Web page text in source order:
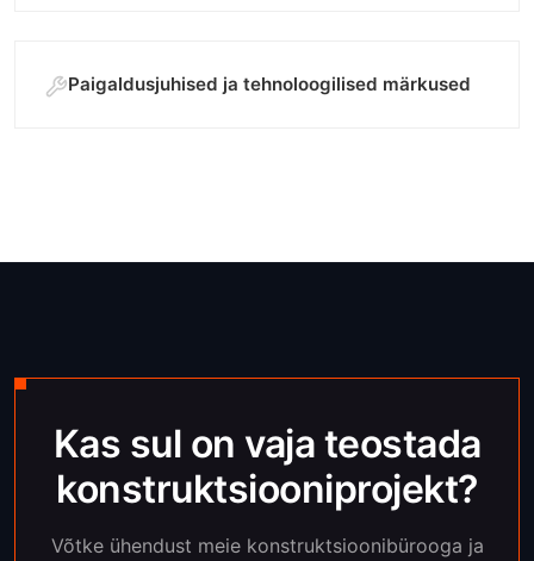
Paigaldusjuhised ja tehnoloogilised märkused
Kas sul on vaja teostada
konstruktsiooniprojekt?
Võtke ühendust meie konstruktsioonibürooga ja